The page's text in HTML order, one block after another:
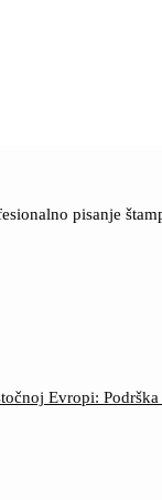
pisanje
Evropi: